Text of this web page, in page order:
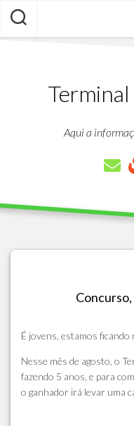
Skip
content
Aqui a
É jovens, estamos
Nesse mês de agosto, o
fazendo 5 anos, e para
o ganhador irá levar uma